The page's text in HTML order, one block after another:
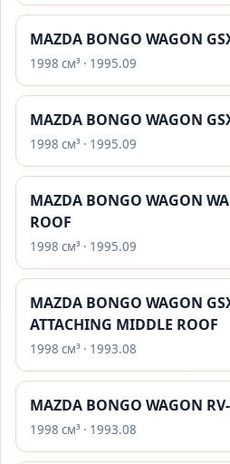
MAZDA BONGO WAGON
1998 см³ · 1995.09
MAZDA BONGO WAGON
1998 см³ · 1995.09
MAZDA BONGO WAGON
ROOF
1998 см³ · 1995.09
MAZDA BONGO WAGON
ATTACHING MIDDLE ROOF
1998 см³ · 1993.08
MAZDA BONGO WAGON
1998 см³ · 1993.08